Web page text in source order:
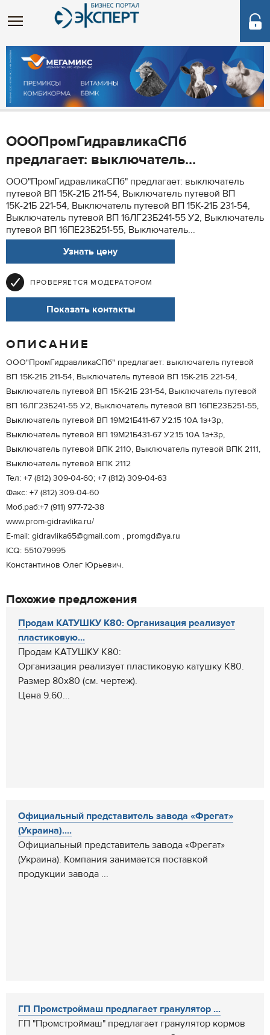
ОООПромГидравликаСПб
предлагает: выключатель...
ООО"ПромГидравликаСПб" предлагает: выключатель
путевой ВП 15К-21Б 211-54, Выключатель путевой ВП
15К-21Б 221-54, Выключатель путевой ВП 15К-21Б 231-54,
Выключатель путевой ВП 16ЛГ23Б241-55 У2, Выключатель
путевой ВП 16ПЕ23Б251-55, Выключатель...
Узнать цену
ПРОВЕРЯЕТСЯ МОДЕРАТОРОМ
Показать контакты
ОПИСАНИЕ
ООО"ПромГидравликаСПб" предлагает: выключатель путевой
ВП 15К-21Б 211-54, Выключатель путевой ВП 15К-21Б 221-54,
Выключатель путевой ВП 15К-21Б 231-54, Выключатель путевой
ВП 16ЛГ23Б241-55 У2, Выключатель путевой ВП 16ПЕ23Б251-55,
Выключатель путевой ВП 19М21Б411-67 У2.15 10А 1з+3р,
Выключатель путевой ВП 19М21Б431-67 У2.15 10А 1з+3р,
Выключатель путевой ВПК 2110, Выключатель путевой ВПК 2111,
Выключатель путевой ВПК 2112
Тел: +7 (812) 309-04-60; +7 (812) 309-04-63
Факс: +7 (812) 309-04-60
Моб.раб:+7 (911) 977-72-38
www.prom-gidravlika.ru/
E-mail: gidravlika65@gmail.com , promgd@ya.ru
ICQ: 551079995
Константинов Олег Юрьевич.
Похожие предложения
Продам КАТУШКУ К80: Организация реализует
пластиковую...
Продам КАТУШКУ К80:
Организация реализует пластиковую катушку К80.
Размер 80х80 (см. чертеж).
Цена 9.60...
Официальный представитель завода «Фрегат»
(Украина)....
Официальный представитель завода «Фрегат»
(Украина). Компания занимается поставкой
продукции завода ...
ГП Промстроймаш предлагает гранулятор ...
ГП "Промстроймаш" предлагает гранулятор кормов